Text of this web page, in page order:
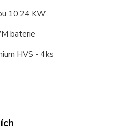
10,24 KW
baterie
HVS - 4ks